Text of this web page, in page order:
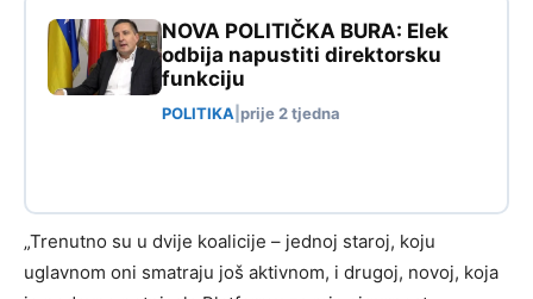
NOVA POLITIČKA BURA: Elek
odbija napustiti direktorsku
funkciju
POLITIKA prije 2 tjedna
„Trenutno su u dvije koalicije – jednoj staroj, koju
uglavnom oni smatraju još aktivnom, i drugoj, novoj, koja